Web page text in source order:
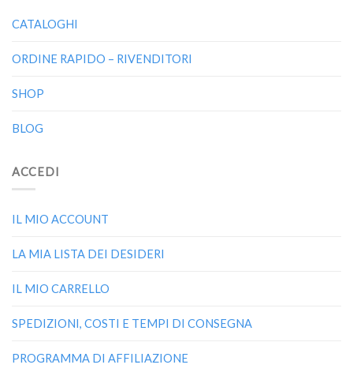
CATALOGHI
ORDINE RAPIDO – RIVENDITORI
SHOP
BLOG
ACCEDI
IL MIO ACCOUNT
LA MIA LISTA DEI DESIDERI
IL MIO CARRELLO
SPEDIZIONI, COSTI E TEMPI DI CONSEGNA
PROGRAMMA DI AFFILIAZIONE